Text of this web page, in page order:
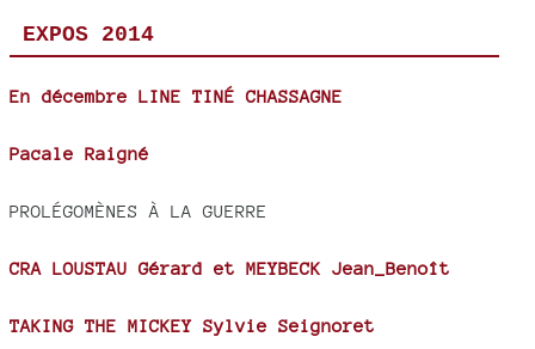
EXPOS 2014
En décembre LINE TINÉ CHASSAGNE
Pacale Raigné
PROLÉGOMÈNES À LA GUERRE
CRA LOUSTAU Gérard et MEYBECK Jean_Benoît
TAKING THE MICKEY Sylvie Seignoret